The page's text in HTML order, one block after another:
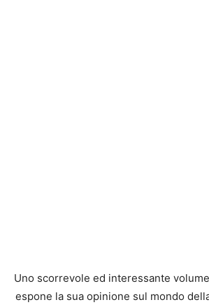
Uno scorrevole ed interessante
espone la sua opinione sul mondo